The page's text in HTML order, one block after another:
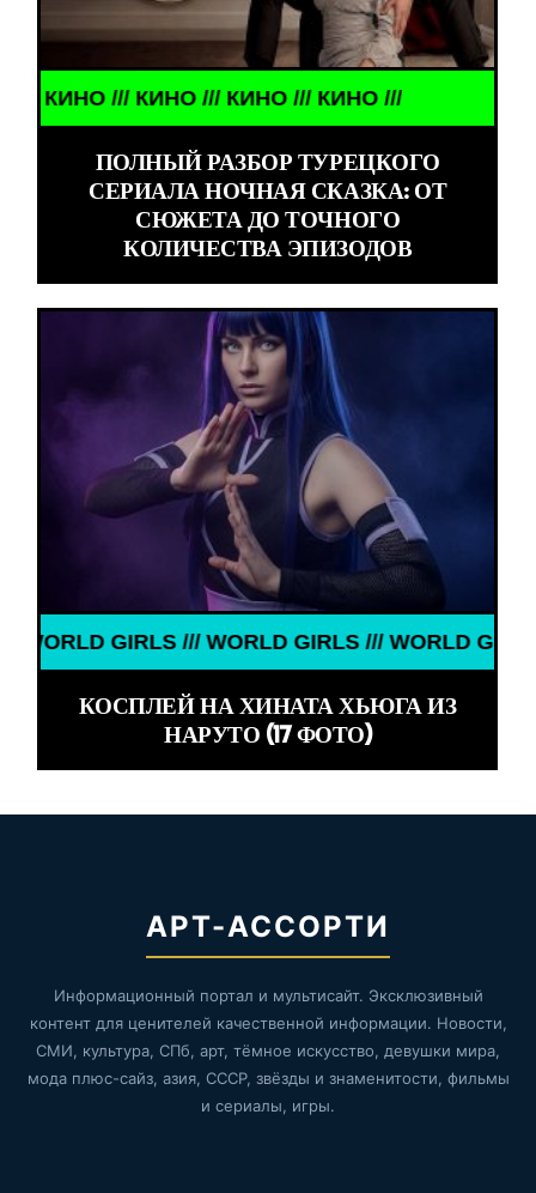
КИНО /// КИНО /// КИНО ///
ПОЛНЫЙ РАЗБОР ТУРЕЦКОГО
СЕРИАЛА НОЧНАЯ СКАЗКА: ОТ
СЮЖЕТА ДО ТОЧНОГО
КОЛИЧЕСТВА ЭПИЗОДОВ
WORLD GIRLS /// WORLD GIRLS ///
КОСПЛЕЙ НА ХИНАТА ХЬЮГА ИЗ
НАРУТО (17 ФОТО)
АРТ-АССОРТИ
Информационный портал и мультисайт. Эксклюзивный
контент для ценителей качественной информации. Новости,
СМИ, культура, СПб, арт, тёмное искусство, девушки мира,
мода плюс-сайз, азия, СССР, звёзды и знаменитости, фильмы
и сериалы, игры.